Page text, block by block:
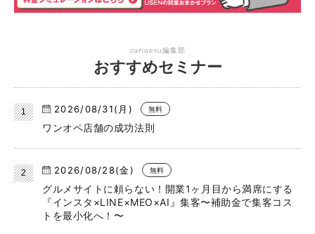
canaeru編集部
おすすめセミナー
2026/08/31(月) 無料
ワンオペ店舗の成功法則
2026/08/28(金) 無料
グルメサイトに頼らない！開業1ヶ月目から満席にする
『インスタ×LINE×MEO×AI』集客〜補助金で集客コス
トを最小化へ！〜